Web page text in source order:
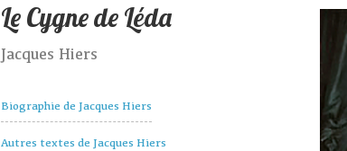
Le Cygne de Léda
Jacques Hiers
Biographie de Jacques Hiers
Autres textes de Jacques Hiers